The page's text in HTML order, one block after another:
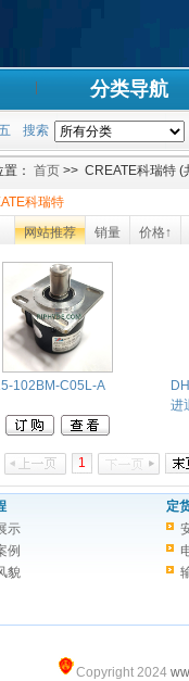
分类导航
搜索
： 首页 >> CREATE科瑞特 (
科瑞特
网站推荐 销量 价格↑
102BM-C05L-A
进
1
示
例
貌
定
Copyright 2024